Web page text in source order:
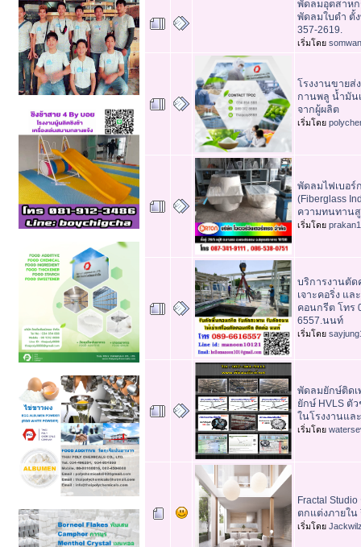
พัดลมอุตสาห
พัดลมใบดำ ตั้
357-2619.
เริ่มโดย
โรงงานขาย
กานพลู น้ำมัน
จากผู้ผลิต
เริ่มโดย
พัดลมไฟเบอร์
(Fiberglass
ความทนทาน
เริ่มโดย
บริการงานตัด
เจาะคอริ่ง แล
คอนกรีต โทร
6557.นนท์
เริ่มโดย
พัดลมยักษ์ติด
ยักษ์ HVLS ตั
ในโรงงานแล
เริ่มโดย
Fractal
ตกแต่งภายใน
เริ่มโดย